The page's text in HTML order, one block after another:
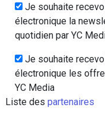
Je souhaite
électronique la
quotidien par YC
Je souhaite
électronique les
YC Media
Liste des partenaires